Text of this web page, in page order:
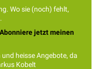
Wo sie (noch) fehlt,
jetzt meinen
heisse Angebote, da
Kobelt